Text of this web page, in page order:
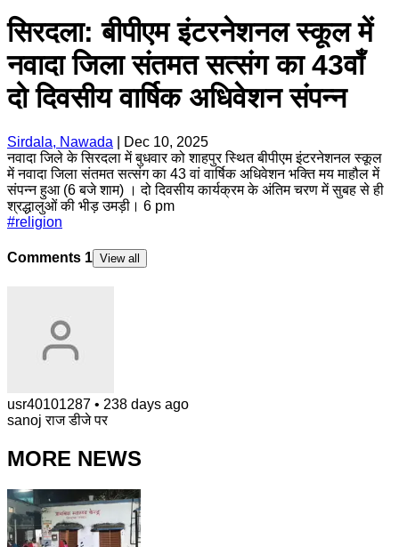
सिरदला: बीपीएम इंटरनेशनल स्कूल में
नवादा जिला संतमत सत्संग का 43वाँ
दो दिवसीय वार्षिक अधिवेशन संपन्न
Sirdala, Nawada
Dec 10, 2025
नवादा जिले के सिरदला में बुधवार को शाहपुर स्थित बीपीएम इंटरनेशनल स्कूल
में नवादा जिला संतमत सत्संग का 43 वां वार्षिक अधिवेशन भक्ति मय माहौल में
संपन्न हुआ (6 बजे शाम) । दो दिवसीय कार्यक्रम के अंतिम चरण में सुबह से ही
श्रद्धालुओं की भीड़ उमड़ी। 6 pm
#religion
Comments 1 View all
usr40101287 • 238 days ago
sanoj राज डीजे पर
MORE NEWS